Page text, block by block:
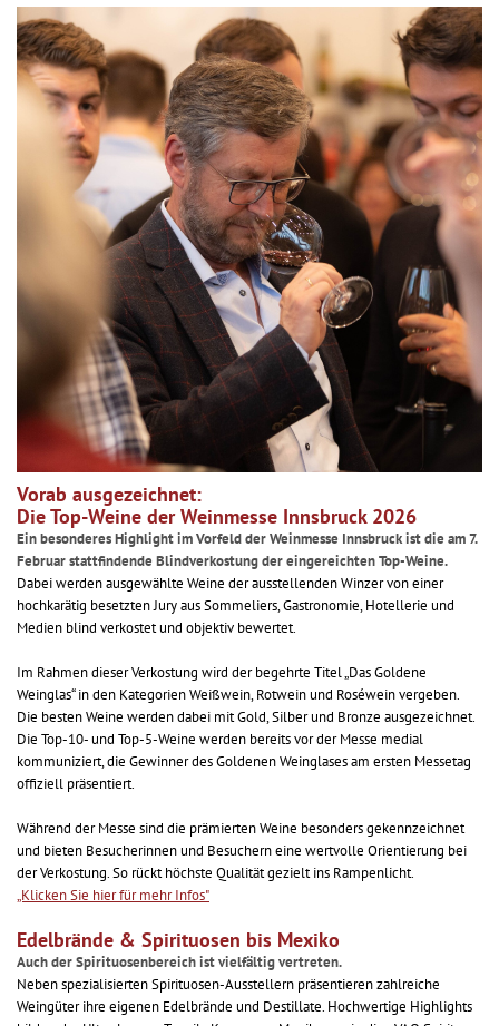
Vorab ausgezeichnet:
Die Top-Weine der Weinmesse Innsbruck 2026
Ein besonderes Highlight im Vorfeld der Weinmesse Innsbruck ist die am 7.
Februar stattfindende Blindverkostung der eingereichten Top-Weine.
Dabei werden ausgewählte Weine der ausstellenden Winzer von einer
hochkarätig besetzten Jury aus Sommeliers, Gastronomie, Hotellerie und
Medien blind verkostet und objektiv bewertet.
Im Rahmen dieser Verkostung wird der begehrte Titel „Das Goldene
Weinglas“ in den Kategorien Weißwein, Rotwein und Roséwein vergeben.
Die besten Weine werden dabei mit Gold, Silber und Bronze ausgezeichnet.
Die Top-10- und Top-5-Weine werden bereits vor der Messe medial
kommuniziert, die Gewinner des Goldenen Weinglases am ersten Messetag
offiziell präsentiert.
Während der Messe sind die prämierten Weine besonders gekennzeichnet
und bieten Besucherinnen und Besuchern eine wertvolle Orientierung bei
der Verkostung. So rückt höchste Qualität gezielt ins Rampenlicht.
„Klicken Sie hier für mehr Infos"
Edelbrände & Spirituosen bis Mexiko
Auch der Spirituosenbereich ist vielfältig vertreten.
Neben spezialisierten Spirituosen-Ausstellern präsentieren zahlreiche
Weingüter ihre eigenen Edelbrände und Destillate. Hochwertige Highlights